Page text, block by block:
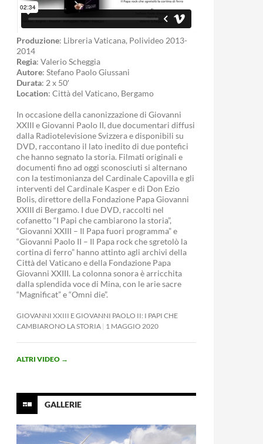
Produzione: Libreria Vaticana, Polivideo 2013-
2014
Regia: Valerio Scheggia
Autore: Stefano Paolo Giussani
Durata: 2 x 50′
Location: Città del Vaticano, Bergamo
In occasione della canonizzazione di Giovanni
XXIII e Giovanni Paolo II, due documentari diffusi
dalla Radiotelevisione Svizzera e disponibili su
DVD, raccontano il lato inedito di due pontefici
che hanno segnato la storia. Filmati originali e
documenti fino ad oggi sconosciuti si alternano
con la testimonianza del Cardinale Capovilla e gli
interventi del Cardinale Kasper e di Don Ezio
Bolis, direttore della Fondazione Papa Giovanni
XXIII di Bergamo. I due DVD, raccolti nel
cofanetto “I Papi che cambiarono la storia”,
“Giovanni XXIII – Il Papa fuori programma” e
“Giovanni Paolo II – Il Papa rock che sgretolò la
cortina di ferro” hanno attinto agli archivi della
Città del Vaticano e della Fondazione Papa
Giovanni XXIII. La colonna sonora è arricchita
dalla splendida voce di Mina, con le arie sacre
“Magnificat” e “Omni die”.
GIOVANNI XXIII E GIOVANNI PAOLO II: I PAPI CHE
CAMBIARONO LA STORIA 1 MAGGIO 2020
ALTRI VIDEO →
GALLERIE